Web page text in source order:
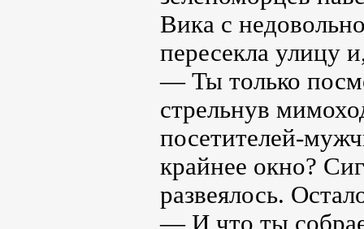
Вика с
пересекла улицу
— Ты только
стрельнув
посетителей-
крайнее окно?
развеялось.
— И что ты